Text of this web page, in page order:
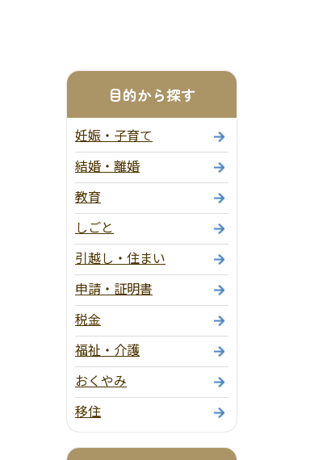
目的から探す
妊娠・子育て
結婚・離婚
教育
しごと
引越し・住まい
申請・証明書
税金
福祉・介護
おくやみ
移住